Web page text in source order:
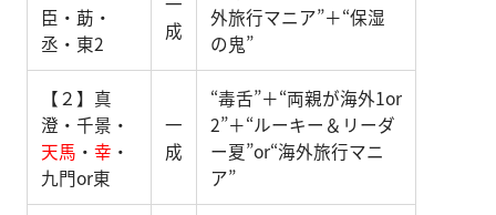
臣・莇・
丞・東2
成
外旅行マニア”＋“保湿
の鬼”
【２】真
澄・千景・
天馬 ・ 幸 ・
九門or東
一
成
“毒舌”＋“両親が海外1or
2”＋“ルーキー＆リーダ
ー夏”or“海外旅行マニ
ア”